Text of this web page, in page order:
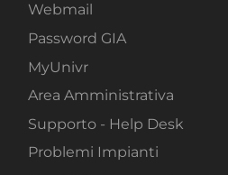
Webmail
Password GIA
MyUnivr
Area Amministrativa
Supporto - Help Desk
Problemi Impianti